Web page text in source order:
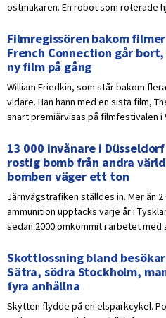
ostmakaren. En robot som roterade
Filmregissören bakom
French Connection går
ny film på gång
William Friedkin, som står bakom
vidare. Han hann med en sista film,
snart premiärvisas på filmfestivalen i
13 000 invånare i
rostig bomb från andra
bomben väger ett ton
Järnvägstrafiken ställdes in. Mer än
ammunition upptäcks varje år i
sedan 2000 omkommit i arbetet med
Skottlossning bland
Sätra, södra Stockholm,
fyra anhållna
Skytten flydde på en elsparkcykel.